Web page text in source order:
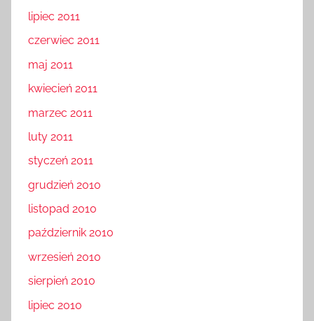
lipiec 2011
czerwiec 2011
maj 2011
kwiecień 2011
marzec 2011
luty 2011
styczeń 2011
grudzień 2010
listopad 2010
październik 2010
wrzesień 2010
sierpień 2010
lipiec 2010